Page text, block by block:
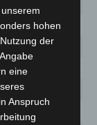
42,9
22,2
9,6
41
hohen
der
eine
Anspruch